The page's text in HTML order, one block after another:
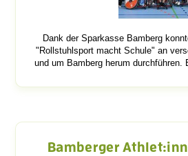
Dank der Sparkasse Bamberg
"Rollstuhlsport macht Schule" an
und um Bamberg herum
Bamberger